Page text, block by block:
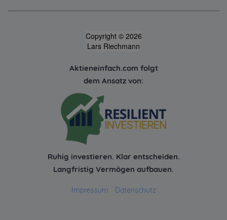
Copyright © 2026
Lars Riechmann
Aktieneinfach.com folgt
dem Ansatz von:
Ruhig investieren. Klar entscheiden.
Langfristig Vermögen aufbauen.
Impressum Datenschutz